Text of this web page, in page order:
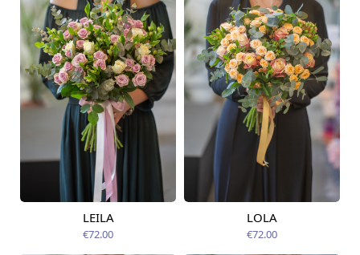
Pieejams šodien
LEILA
€72.00
Pieejams šodien
LOLA
€72.00